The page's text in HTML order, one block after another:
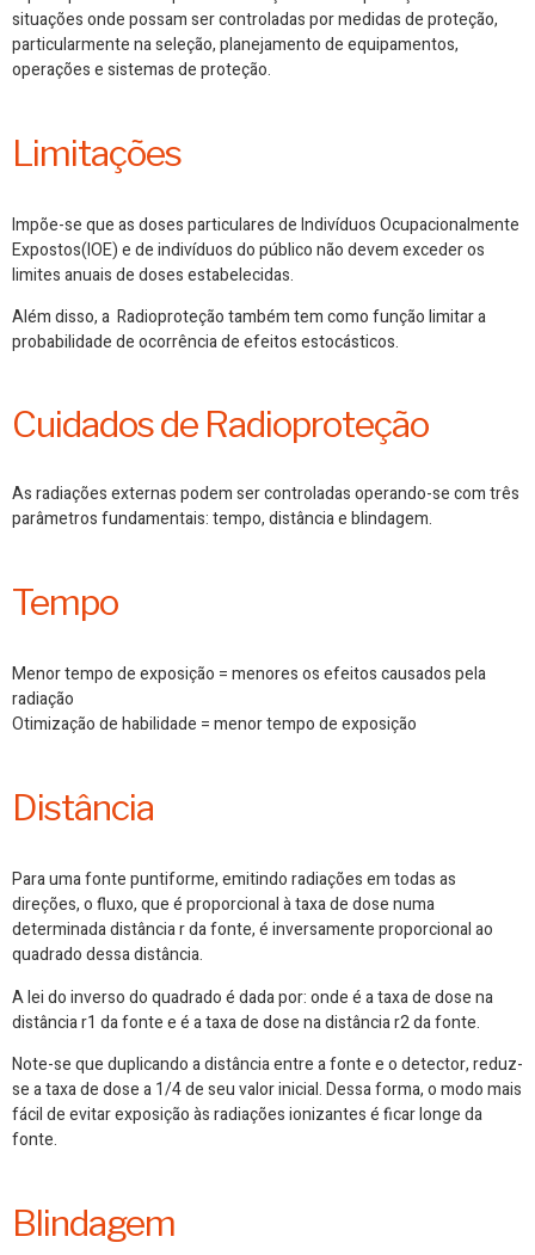
situações onde possam ser controladas por medidas de proteção,
particularmente na seleção, planejamento de equipamentos,
operações e sistemas de proteção.
Limitações
Impõe-se que as doses particulares de Indivíduos Ocupacionalmente
Expostos(IOE) e de indivíduos do público não devem exceder os
limites anuais de doses estabelecidas.
Além disso, a Radioproteção também tem como função limitar a
probabilidade de ocorrência de efeitos estocásticos.
Cuidados de Radioproteção
As radiações externas podem sercontroladasoperando-se com três
parâmetros fundamentais: tempo, distância e blindagem.
Tempo
Menor tempo de exposição = menores os efeitos causados pela
radiação
Otimização de habilidade = menor tempo de exposição
Distância
Para uma fonte puntiforme, emitindo radiações em todas as
direções, o fluxo, que é proporcional à taxa de dose numa
determinada distância r da fonte, é inversamente proporcional ao
quadrado dessa distância.
A lei do inverso do quadrado é dada por: onde é a taxa de dose na
distância r1 da fonte e é a taxa de dose na distância r2 da fonte.
Note-se que duplicando a distância entre a fonte e o detector, reduz-
se a taxa de dose a 1/4 de seu valor inicial. Dessa forma, o modo mais
fácil de evitar exposição às radiações ionizantes é ficar longe da
fonte.
Blindagem